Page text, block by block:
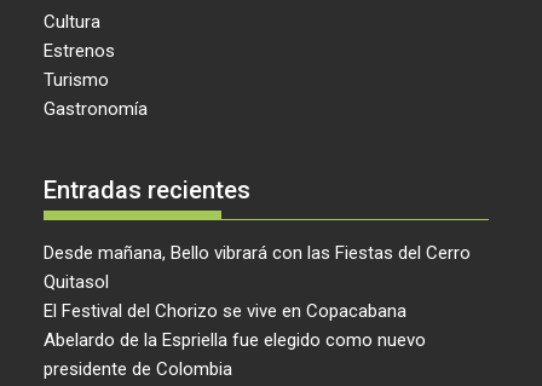
Cultura
Estrenos
Turismo
Gastronomía
Entradas recientes
Desde mañana, Bello vibrará con las Fiestas del Cerro
Quitasol
El Festival del Chorizo se vive en Copacabana
Abelardo de la Espriella fue elegido como nuevo
presidente de Colombia